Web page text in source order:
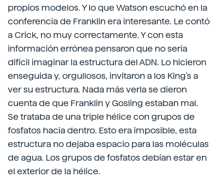
propios modelos. Y lo que Watson escuchó en la
conferencia de Franklin era interesante. Le contó
a Crick, no muy correctamente. Y con esta
información errónea pensaron que no sería
difícil imaginar la estructura del ADN. Lo hicieron
enseguida y, orgullosos, invitaron a los King's a
ver su estructura. Nada más verla se dieron
cuenta de que Franklin y Gosling estaban mal.
Se trataba de una triple hélice con grupos de
fosfatos hacia dentro. Esto era imposible, esta
estructura no dejaba espacio para las moléculas
de agua. Los grupos de fosfatos debían estar en
el exterior de la hélice.